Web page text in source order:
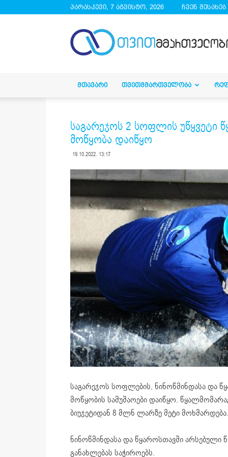
პარასკევი, 7 აგვისტო, 2026 ჩვენ შესახებ
ᲛᲗᲐᲕᲐᲠᲘ ᲗᲕᲘᲗᲛᲛᲐᲠᲗᲕᲔᲚᲝᲑᲐ
საგარეჯოს 2 სოფლის უწყვეტი
მოწყობა დაიწყო
19.10.2022. 13:17
საგარეჯოს სოფლების, ნინოწმინდასა და
მოწყობის სამუშაოები დაიწყო.
ბიუჯეტიდან 8 მლნ ლარზე მეტი მოხმარდება.
ნინოწმინდასა და წყაროსთავში
განახლებას საჭიროებს.